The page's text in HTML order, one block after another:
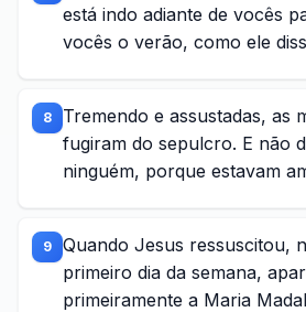
está indo adiante de vocês
vocês o verão, como ele
8
Tremendo e assustadas, as
fugiram do sepulcro. E não
ninguém, porque estavam
9
Quando Jesus ressuscitou,
primeiro dia da semana,
primeiramente a Maria